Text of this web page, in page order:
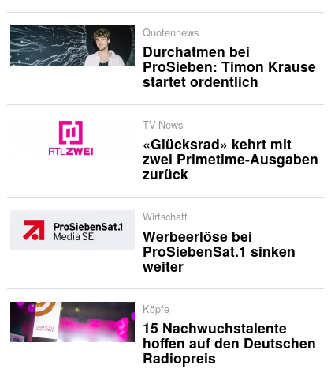
Quotennews
Durchatmen bei
ProSieben: Timon Krause
startet ordentlich
TV-News
«Glücksrad» kehrt mit
zwei Primetime-Ausgaben
zurück
Wirtschaft
Werbeerlöse bei
ProSiebenSat.1 sinken
weiter
Köpfe
15 Nachwuchstalente
hoffen auf den Deutschen
Radiopreis